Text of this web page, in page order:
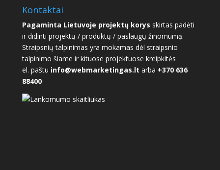
Kontaktai
Pagaminta Lietuvoje projektų korys skirtas padėti
ir didinti projektų / produktų / paslaugų žinomumą.
Straipsnių talpinimas yra mokamas dėl straipsnio
talpinimo šiame ir kituose projektuose kreipkitės
el. paštu info@webmarketingas.lt arba +370 636
88400